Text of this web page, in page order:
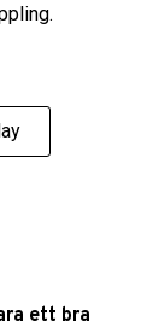
ett bra